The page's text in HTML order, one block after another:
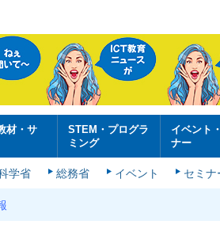
材・サ
STEM・プログラ
ミング
イベント
ナー
学省 総務省 イベント セミナ